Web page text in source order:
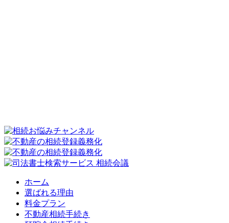
ホーム
選ばれる理由
料金プラン
不動産相続手続き